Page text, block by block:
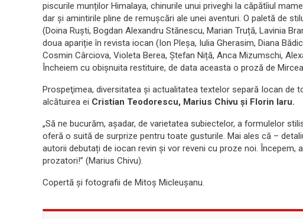
piscurile munților Himalaya, chinurile unui priveghi la căpătîiul
dar și amintirile pline de remușcări ale unei aventuri. O paletă de
(Doina Ruști, Bogdan Alexandru Stănescu, Marian Truță, Lavinia
doua apariție în revista iocan (Ion Pleșa, Iulia Gherasim, Diana
Cosmin Cârciova, Violeta Berea, Ștefan Niță, Anca Mizumschi,
Încheiem cu obișnuita restituire, de data aceasta o proză de
Prospeţimea, diversitatea şi actualitatea textelor separă Iocan de
alcătuirea ei Cristian Teodorescu, Marius Chivu și Florin Iaru.
„Să ne bucurăm, așadar, de varietatea subiectelor, a formulelor
oferă o suită de surprize pentru toate gusturile. Mai ales că –
autorii debutați de iocan revin și vor reveni cu proze noi. Începem,
prozatori!” (Marius Chivu).
Copertă și fotografii de Mitoș Micleușanu.